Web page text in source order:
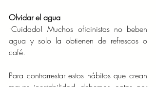
Olvidar el agua
¡Cuidado! Muchos oficinistas no beben
agua y solo la obtienen de refrescos o
café.
Para contrarrestar estos hábitos que crean